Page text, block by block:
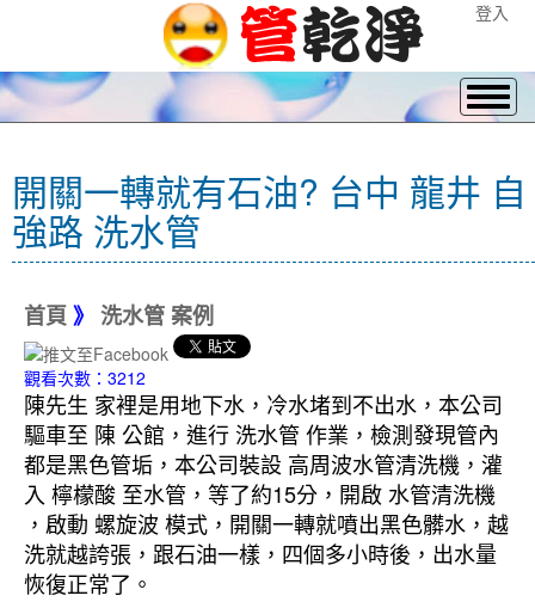
登入
開關一轉就有石油? 台中 龍井 自
強路 洗水管
首頁 》 洗水管 案例
觀看次數：3212
陳先生 家裡是用地下水，冷水堵到不出水，本公司
驅車至 陳 公館，進行 洗水管 作業，檢測發現管內
都是黑色管垢，本公司裝設 高周波水管清洗機，灌
入 檸檬酸 至水管，等了約15分，開啟 水管清洗機
，啟動 螺旋波 模式，開關一轉就噴出黑色髒水，越
洗就越誇張，跟石油一樣，四個多小時後，出水量
恢復正常了。